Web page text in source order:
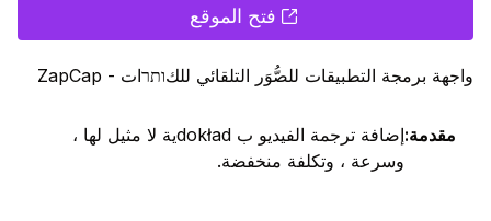
فتح الموقع
واجهة برمجة التطبيقات للصُّوَر التلقائي للكותרات - ZapCap
مقدمة:
إضافة ترجمة الفيديو ب dokładية لا مثيل لها ،
وسرعة ، وتكلفة منخفضة.